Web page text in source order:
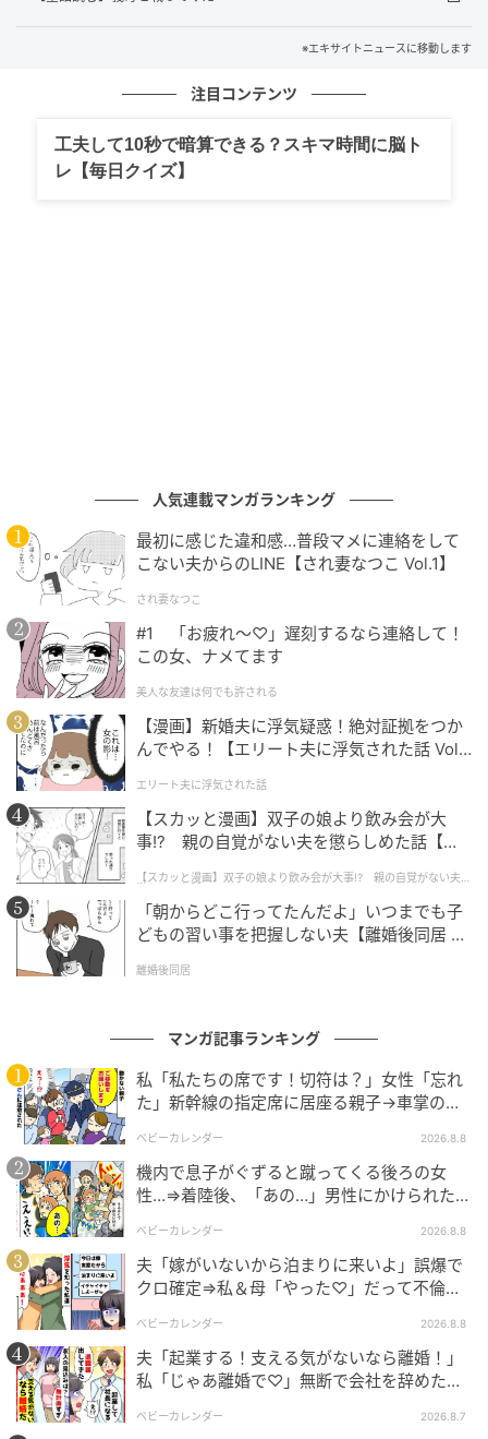
エキサイトニュース
エキサイトニュース
※エキサイトニュースに移動します
注目コンテンツ
工夫して10秒で暗算できる？スキマ時間に脳ト
レ【毎日クイズ】
人気連載マンガランキング
最初に感じた違和感…普段マメに連絡をして
こない夫からのLINE【され妻なつこ Vol.1】
され妻なつこ
#1 「お疲れ〜♡」遅刻するなら連絡して！
この女、ナメてます
美人な友達は何でも許される
【漫画】新婚夫に浮気疑惑！絶対証拠をつか
んでやる！【エリート夫に浮気された話 Vol.
エリート夫に浮気された話
【スカッと漫画】双子の娘より飲み会が大
事!? 親の自覚がない夫を懲らしめた話【第1
【スカッと漫画】双子の娘より飲み会が大事!? 親の自覚がない夫を
懲らしめた話
「朝からどこ行ってたんだよ」いつまでも子
どもの習い事を把握しない夫【離婚後同居 Vo
離婚後同居
マンガ記事ランキング
私「私たちの席です！切符は？」女性「忘れ
た」新幹線の指定席に居座る親子→車掌の注
ベビーカレンダー 2026.8.8
機内で息子がぐずると蹴ってくる後ろの女
性…⇒着陸後、「あの…」男性にかけられた驚
ベビーカレンダー 2026.8.8
夫「嫁がいないから泊まりに来いよ」誤爆で
クロ確定⇒私＆母「やった♡」だって不倫相
ベビーカレンダー 2026.8.8
夫「起業する！支える気がないなら離婚！」
私「じゃあ離婚で♡」無断で会社を辞めた元
ベビーカレンダー 2026.8.7